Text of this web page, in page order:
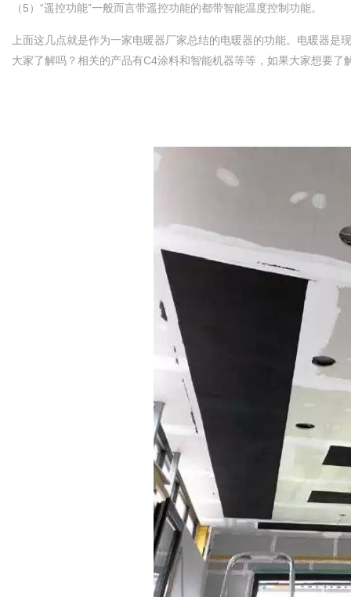
（5）“遥控功能”一般而言带遥控功能的都带智能温度控制功能。
上面这几点就是作为一家电暖器厂家总结的电暖器的功能。电暖器是
大家了解吗？相关的产品有C4涂料和智能机器等等，如果大家想要了解